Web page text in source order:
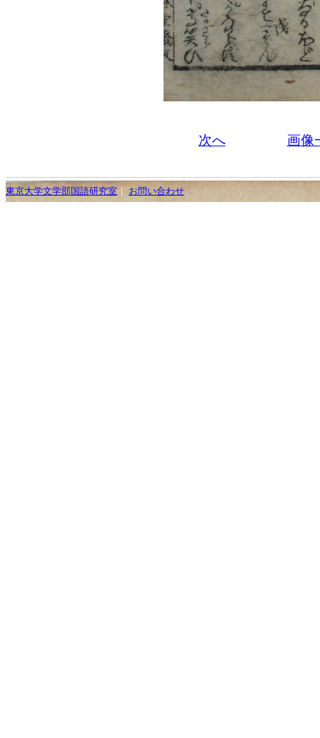
次へ 画像
東京大学文学部国語研究室 お問い合わせ